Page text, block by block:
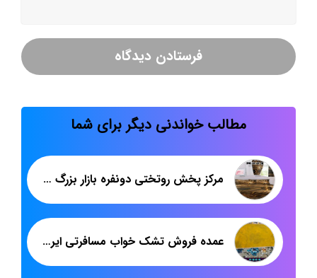
مطالب خواندنی دیگر برای شما
مرکز پخش روتختی دونفره بازار بزرگ تهران
عمده فروش تشک خواب مسافرتی ایرانی